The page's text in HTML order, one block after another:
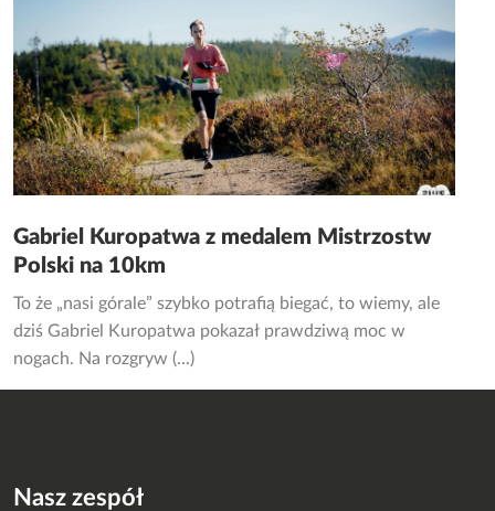
Gabriel Kuropatwa z medalem Mistrzostw
Polski na 10km
To że „nasi górale” szybko potrafią biegać, to wiemy, ale
dziś Gabriel Kuropatwa pokazał prawdziwą moc w
nogach. Na rozgryw (...)
Nasz zespół